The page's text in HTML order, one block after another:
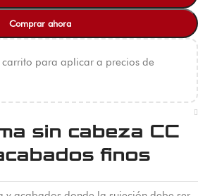
Comprar ahora
para aplicar a precios de
sin cabeza CC
finos